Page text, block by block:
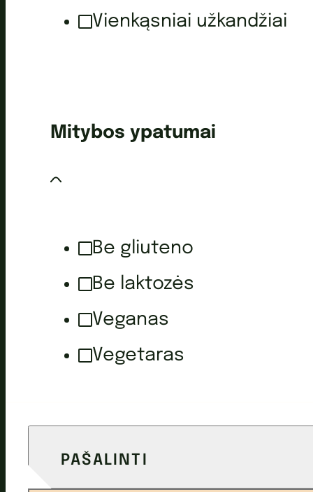
Vienkąsniai užkandžiai
Mitybos ypatumai
Be gliuteno
Be laktozės
Veganas
Vegetaras
PAŠALINTI